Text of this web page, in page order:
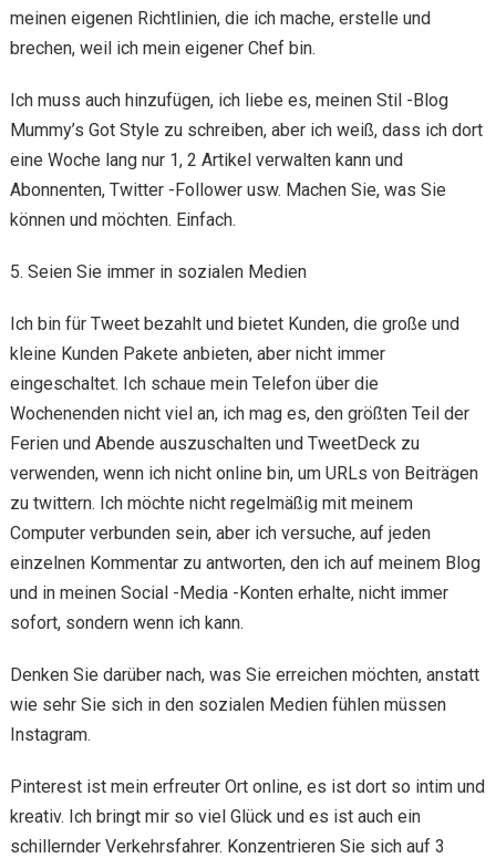
meinen eigenen Richtlinien, die ich mache, erstelle und
brechen, weil ich mein eigener Chef bin.
Ich muss auch hinzufügen, ich liebe es, meinen Stil -Blog
Mummy’s Got Style zu schreiben, aber ich weiß, dass ich dort
eine Woche lang nur 1, 2 Artikel verwalten kann und
Abonnenten, Twitter -Follower usw. Machen Sie, was Sie
können und möchten. Einfach.
5. Seien Sie immer in sozialen Medien
Ich bin für Tweet bezahlt und bietet Kunden, die große und
kleine Kunden Pakete anbieten, aber nicht immer
eingeschaltet. Ich schaue mein Telefon über die
Wochenenden nicht viel an, ich mag es, den größten Teil der
Ferien und Abende auszuschalten und TweetDeck zu
verwenden, wenn ich nicht online bin, um URLs von Beiträgen
zu twittern. Ich möchte nicht regelmäßig mit meinem
Computer verbunden sein, aber ich versuche, auf jeden
einzelnen Kommentar zu antworten, den ich auf meinem Blog
und in meinen Social -Media -Konten erhalte, nicht immer
sofort, sondern wenn ich kann.
Denken Sie darüber nach, was Sie erreichen möchten, anstatt
wie sehr Sie sich in den sozialen Medien fühlen müssen
Instagram.
Pinterest ist mein erfreuter Ort online, es ist dort so intim und
kreativ. Ich bringt mir so viel Glück und es ist auch ein
schillernder Verkehrsfahrer. Konzentrieren Sie sich auf 3